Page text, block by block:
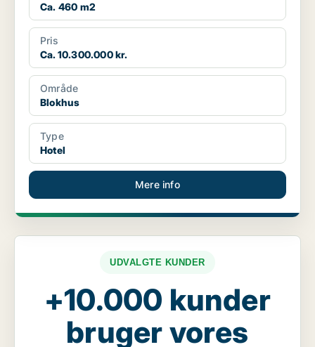
Ca. 460 m2
Pris
Ca. 10.300.000 kr.
Område
Blokhus
Type
Hotel
Mere info
UDVALGTE KUNDER
+10.000 kunder
bruger vores